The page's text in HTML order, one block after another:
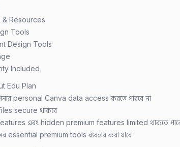
& Resources
Tools
Design Tools
Included
Edu Plan
personal Canva data access করতে পারবে না
secure থাকবে
এবং hidden premium features limited থাকতে
essential premium tools ব্যবহার করা যাবে